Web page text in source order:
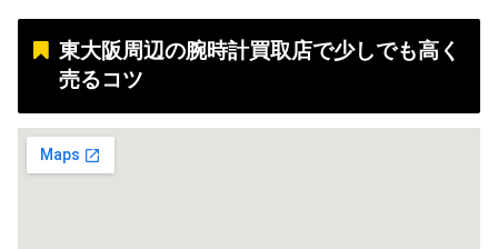
東大阪周辺の腕時計買取店で少しでも高く
売るコツ